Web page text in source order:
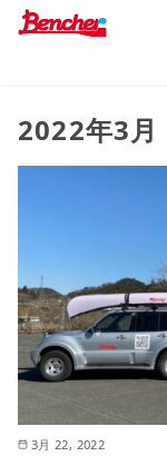
2022年3月
3月 22, 2022